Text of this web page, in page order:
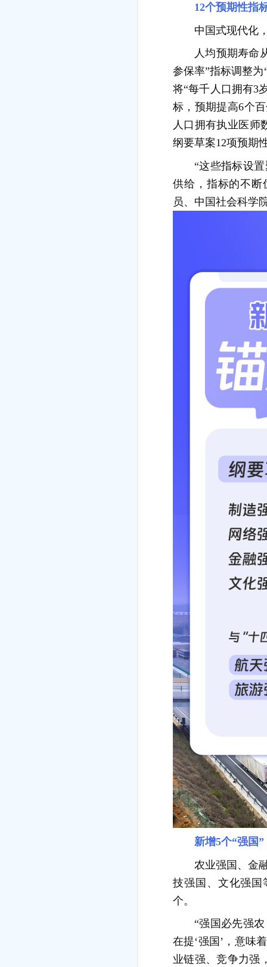
12个预期性指
中国式现代化
人均预期寿命
参保率”指标调整
将“每千人口拥有3
标，预期提高6个
人口拥有执业医师
纲要草案12项预期
“这些指标设
供给，指标的不断
员、中国社会科学
新增5个“强国
农业强国、金
技强国、文化强国
个。
“强国必先强
在提‘强国’，意味
业链强、竞争力强